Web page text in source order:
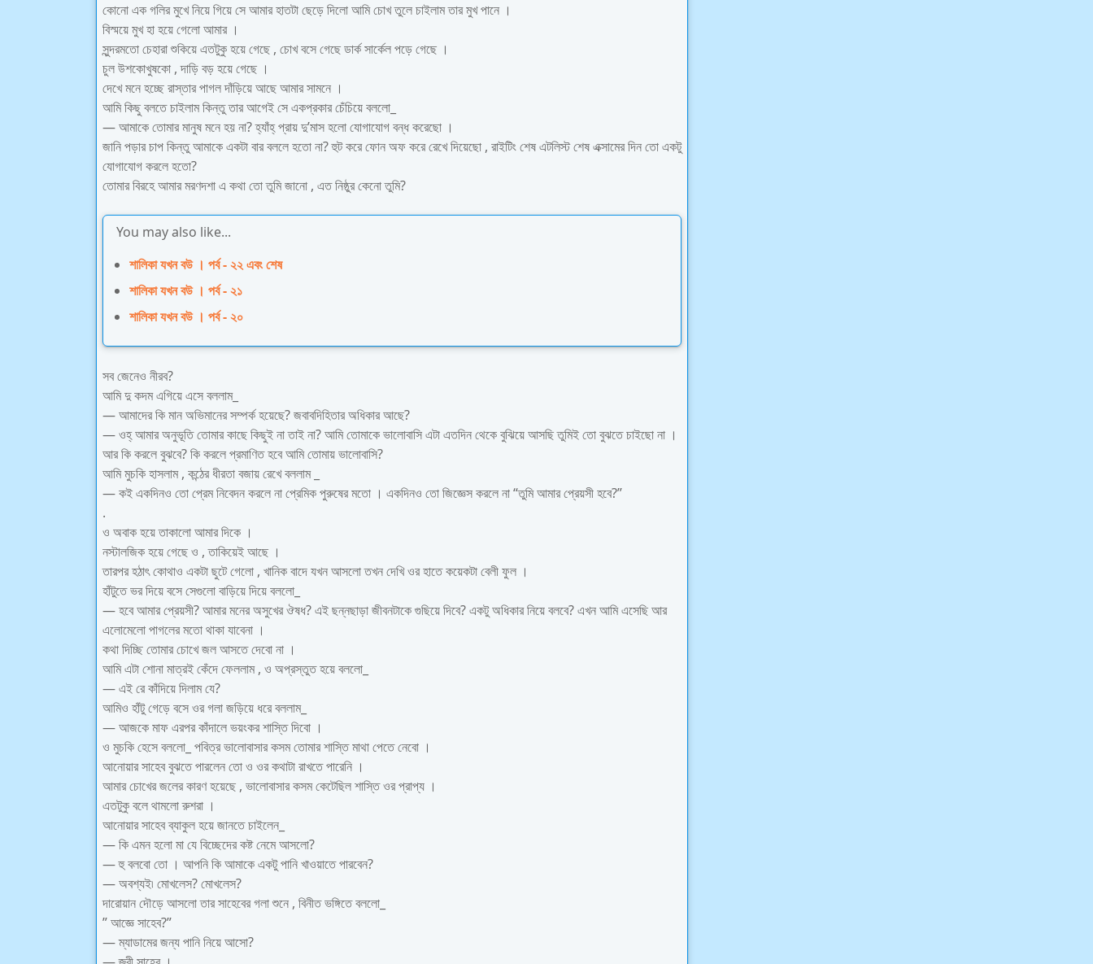
কোনো এক গলির মুখে নিয়ে গিয়ে সে আমার হাতটা ছেড়ে দিলো আমি চোখ তুলে চাইলাম তার মুখ পানে ।
বিস্ময়ে মুখ হা হয়ে গেলো আমার ।
সুন্দরমতো চেহারা শুকিয়ে এতটুকু হয়ে গেছে , চোখ বসে গেছে ডার্ক সার্কেল পড়ে গেছে ।
চুল উশকোখুষকো , দাড়ি বড় হয়ে গেছে ।
দেখে মনে হচ্ছে রাস্তার পাগল দাঁড়িয়ে আছে আমার সামনে ।
আমি কিছু বলতে চাইলাম কিন্তু তার আগেই সে একপ্রকার চেঁচিয়ে বললো_
— আমাকে তোমার মানুষ মনে হয় না? হ্যাঁহ্ প্রায় দু’মাস হলো যোগাযোগ বন্ধ করেছো ।
জানি পড়ার চাপ কিন্তু আমাকে একটা বার বললে হতো না? হুট করে ফোন অফ করে রেখে দিয়েছো , রাইটিং শেষ এটলিস্ট শেষ এক্সামের দিন তো একটু
যোগাযোগ করলে হতো?
তোমার বিরহে আমার মরণদশা এ কথা তো তুমি জানো , এত নিষ্ঠুর কেনো তুমি?
You may also like...
শালিকা যখন বউ । পর্ব - ২২ এবং শেষ
শালিকা যখন বউ । পর্ব - ২১
শালিকা যখন বউ । পর্ব - ২০
সব জেনেও নীরব?
আমি দু কদম এগিয়ে এসে বললাম_
— আমাদের কি মান অভিমানের সম্পর্ক হয়েছে? জবাবদিহিতার অধিকার আছে?
— ওহ্ আমার অনুভূতি তোমার কাছে কিছুই না তাই না? আমি তোমাকে ভালোবাসি এটা এতদিন থেকে বুঝিয়ে আসছি তুমিই তো বুঝতে চাইছো না ।
আর কি করলে বুঝবে? কি করলে প্রমাণিত হবে আমি তোমায় ভালোবাসি?
আমি মুচকি হাসলাম , কন্ঠের ধীরতা বজায় রেখে বললাম _
— কই একদিনও তো প্রেম নিবেদন করলে না প্রেমিক পুরুষের মতো । একদিনও তো জিজ্ঞেস করলে না “তুমি আমার প্রেয়সী হবে?”
.
ও অবাক হয়ে তাকালো আমার দিকে ।
নস্টালজিক হয়ে গেছে ও , তাকিয়েই আছে ।
তারপর হঠাৎ কোথাও একটা ছুটে গেলো , খানিক বাদে যখন আসলো তখন দেখি ওর হাতে কয়েকটা বেলী ফুল ।
হাঁটুতে ভর দিয়ে বসে সেগুলো বাড়িয়ে দিয়ে বললো_
— হবে আমার প্রেয়সী? আমার মনের অসুখের ঔষধ? এই ছন্নছাড়া জীবনটাকে গুছিয়ে দিবে? একটু অধিকার নিয়ে বলবে? এখন আমি এসেছি আর
এলোমেলো পাগলের মতো থাকা যাবেনা ।
কথা দিচ্ছি তোমার চোখে জল আসতে দেবো না ।
আমি এটা শোনা মাত্রই কেঁদে ফেললাম , ও অপ্রস্তুত হয়ে বললো_
— এই রে কাঁদিয়ে দিলাম যে?
আমিও হাঁটু গেড়ে বসে ওর গলা জড়িয়ে ধরে বললাম_
— আজকে মাফ এরপর কাঁদালে ভয়ংকর শাস্তি দিবো ।
ও মুচকি হেসে বললো_ পবিত্র ভালোবাসার কসম তোমার শাস্তি মাথা পেতে নেবো ।
আনোয়ার সাহেব বুঝতে পারলেন তো ও ওর কথাটা রাখতে পারেনি ।
আমার চোখের জলের কারণ হয়েছে , ভালোবাসার কসম কেটেছিল শাস্তি ওর প্রাপ্য ।
এতটুকু বলে থামলো রুশরা ।
আনোয়ার সাহেব ব্যাকুল হয়ে জানতে চাইলেন_
— কি এমন হলো মা যে বিচ্ছেদের কষ্ট নেমে আসলো?
— হু বলবো তো । আপনি কি আমাকে একটু পানি খাওয়াতে পারবেন?
— অবশ্যই৷ মোখলেস? মোখলেস?
দারোয়ান দৌড়ে আসলো তার সাহেবের গলা শুনে , বিনীত ভঙ্গিতে বললো_
” আজ্ঞে সাহেব?”
— ম্যাডামের জন্য পানি নিয়ে আসো?